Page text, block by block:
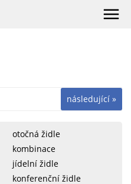
následující »
otočná židle
kombinace
jídelní židle
konferenční židle